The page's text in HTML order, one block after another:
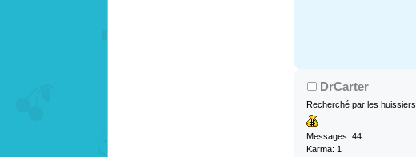
DrCarter
Recherché par les huissiers
Messages: 44
Karma: 1